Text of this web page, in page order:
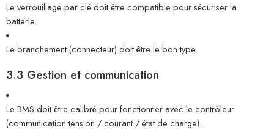
Le verrouillage par clé doit être compatible pour sécuriser la
batterie.
Le branchement (connecteur) doit être le bon type.
3.3 Gestion et communication
Le BMS doit être calibré pour fonctionner avec le contrôleur
(communication tension / courant / état de charge).